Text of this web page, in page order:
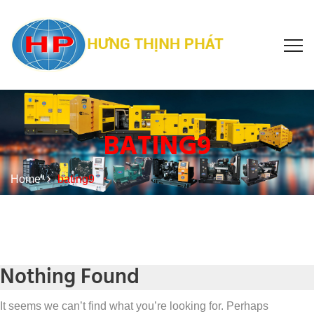
BATING9
Home bating9
Nothing Found
It seems we can’t find what you’re looking for. Perhaps